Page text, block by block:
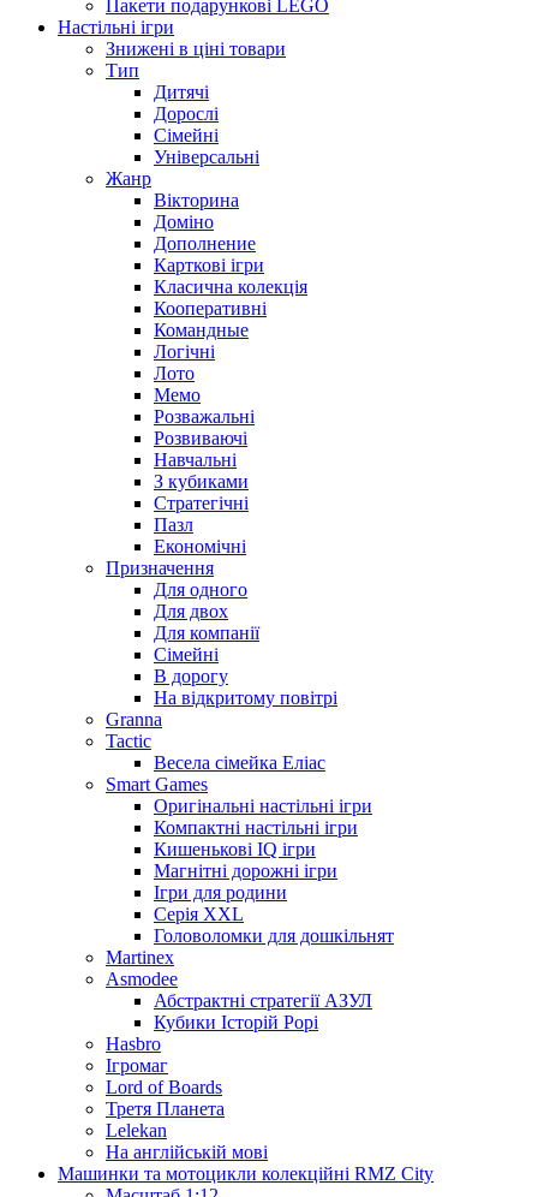
Пакети подарункові LEGO
Настільні ігри
Знижені в ціні товари
Тип
Дитячі
Дорослі
Сімейні
Універсальні
Жанр
Вікторина
Доміно
Дополнение
Карткові ігри
Класична колекція
Кооперативні
Командные
Логічні
Лото
Мемо
Розважальні
Розвиваючі
Навчальні
З кубиками
Стратегічні
Пазл
Економічні
Призначення
Для одного
Для двох
Для компанії
Сімейні
В дорогу
На відкритому повітрі
Granna
Tactic
Весела сімейка Еліас
Smart Games
Оригінальні настільні ігри
Компактні настільні ігри
Кишенькові IQ ігри
Магнітні дорожні ігри
Ігри для родини
Серія XXL
Головоломки для дошкільнят
Martinex
Asmodee
Абстрактні стратегії АЗУЛ
Кубики Історій Рорі
Hasbro
Ігромаг
Lord of Boards
Третя Планета
Lelekan
На англійській мові
Машинки та мотоцикли колекційні RMZ City